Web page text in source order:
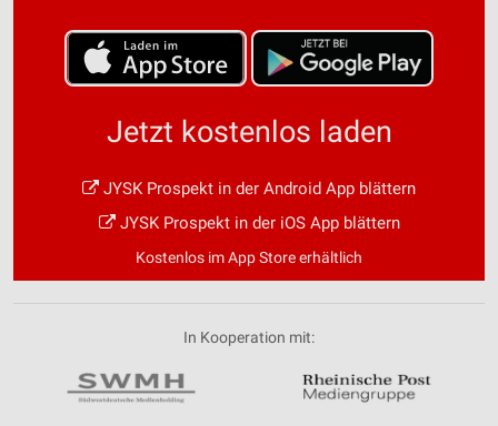
Jetzt kostenlos laden
JYSK Prospekt in der Android App blättern
JYSK Prospekt in der iOS App blättern
Kostenlos im App Store erhältlich
In Kooperation mit: